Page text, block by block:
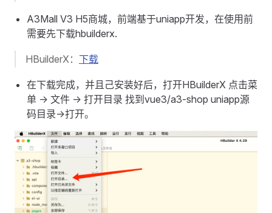
A3Mall V3 H5商城，前端基于uniapp开发，在使用前
需要先下载hbuilderx.
HBuilderX： 下载
在下载完成，并且己安装好后，打开HBuilderX 点击菜
单 -> 文件 -> 打开目录 找到vue3/a3-shop uniapp源
码目录->打开。